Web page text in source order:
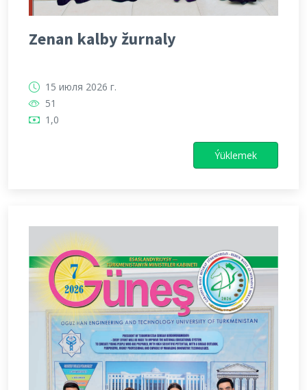
Zenan kalby žurnaly
15 июля 2026 г.
51
1,0
Ýüklemek